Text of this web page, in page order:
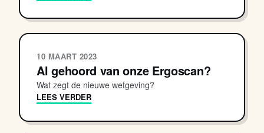
10 MAART 2023
Al gehoord van onze Ergoscan?
Wat zegt de nieuwe wetgeving?
LEES VERDER